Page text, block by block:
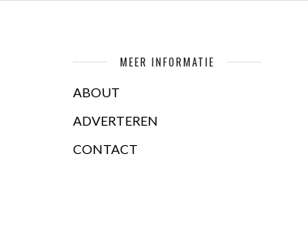
MEER INFORMATIE
ABOUT
ADVERTEREN
CONTACT